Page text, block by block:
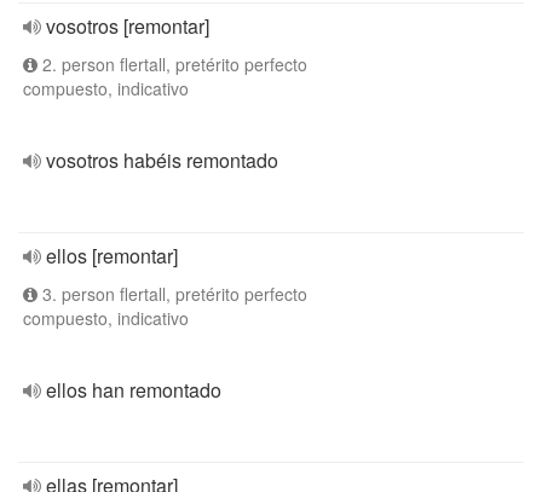
vosotros [remontar]
2. person flertall, pretérito perfecto
compuesto, indicativo
vosotros habéis remontado
ellos [remontar]
3. person flertall, pretérito perfecto
compuesto, indicativo
ellos han remontado
ellas [remontar]